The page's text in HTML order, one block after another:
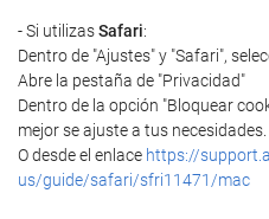
- Si utilizasSafari:
Dentro de "Ajustes" y "Safari",
Abre la pestaña de "Privacidad"
Dentro de la opción "Bloquear
mejor se ajuste a tus necesidades.
O desde el enlace https://
us/guide/safari/sfri11471/mac